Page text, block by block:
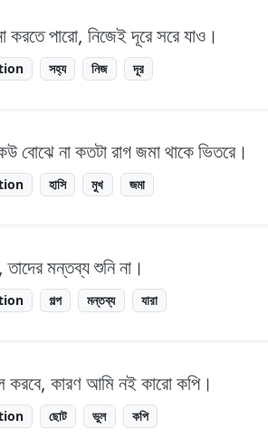
করতে পারো, নিজেই দূরে সরে যাও।
সহ্য নিজ দূর
বোঝে না কতটা রাগ জমা থাকে ভিতরে।
হাসি মুখ জমা
তাদের মন্তব্য শুনি না।
গল্প মন্তব্য যারা
কারণ আমি নই কারো কপি।
ছোট ভুল কপি